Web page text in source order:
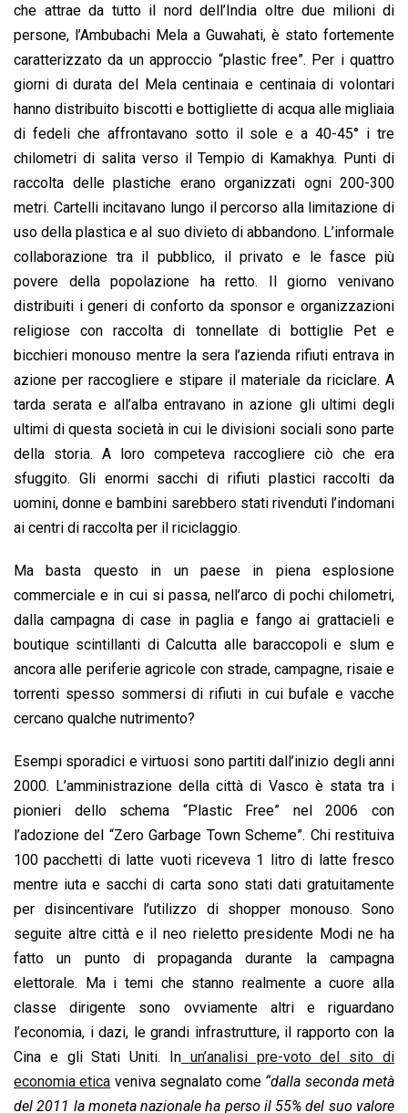
che attrae da tutto il nord dell’India oltre due milioni di
persone, l’Ambubachi Mela a Guwahati, è stato fortemente
caratterizzato da un approccio “plastic free”. Per i quattro
giorni di durata del Mela centinaia e centinaia di volontari
hanno distribuito biscotti e bottigliette di acqua alle migliaia
di fedeli che affrontavano sotto il sole e a 40-45° i tre
chilometri di salita verso il Tempio di Kamakhya. Punti di
raccolta delle plastiche erano organizzati ogni 200-300
metri. Cartelli incitavano lungo il percorso alla limitazione di
uso della plastica e al suo divieto di abbandono. L’informale
collaborazione tra il pubblico, il privato e le fasce più
povere della popolazione ha retto. Il giorno venivano
distribuiti i generi di conforto da sponsor e organizzazioni
religiose con raccolta di tonnellate di bottiglie Pet e
bicchieri monouso mentre la sera l’azienda rifiuti entrava in
azione per raccogliere e stipare il materiale da riciclare. A
tarda serata e all’alba entravano in azione gli ultimi degli
ultimi di questa società in cui le divisioni sociali sono parte
della storia. A loro competeva raccogliere ciò che era
sfuggito. Gli enormi sacchi di rifiuti plastici raccolti da
uomini, donne e bambini sarebbero stati rivenduti l’indomani
ai centri di raccolta per il riciclaggio.
Ma basta questo in un paese in piena esplosione
commerciale e in cui si passa, nell’arco di pochi chilometri,
dalla campagna di case in paglia e fango ai grattacieli e
boutique scintillanti di Calcutta alle baraccopoli e slum e
ancora alle periferie agricole con strade, campagne, risaie e
torrenti spesso sommersi di rifiuti in cui bufale e vacche
cercano qualche nutrimento?
Esempi sporadici e virtuosi sono partiti dall’inizio degli anni
2000. L’amministrazione della città di Vasco è stata tra i
pionieri dello schema “Plastic Free” nel 2006 con
l’adozione del “Zero Garbage Town Scheme”. Chi restituiva
100 pacchetti di latte vuoti riceveva 1 litro di latte fresco
mentre iuta e sacchi di carta sono stati dati gratuitamente
per disincentivare l’utilizzo di shopper monouso. Sono
seguite altre città e il neo rieletto presidente Modi ne ha
fatto un punto di propaganda durante la campagna
elettorale. Ma i temi che stanno realmente a cuore alla
classe dirigente sono ovviamente altri e riguardano
l’economia, i dazi, le grandi infrastrutture, il rapporto con la
Cina e gli Stati Uniti. In un’analisi pre-voto del sito di
economia etica veniva segnalato come “dalla seconda metà
del 2011 la moneta nazionale ha perso il 55% del suo valore